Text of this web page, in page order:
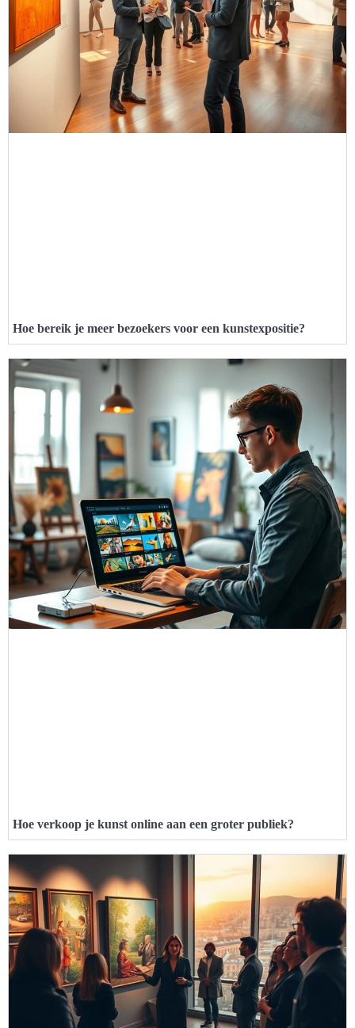
Hoe bereik je meer bezoekers voor een kunstexpositie?
Hoe verkoop je kunst online aan een groter publiek?